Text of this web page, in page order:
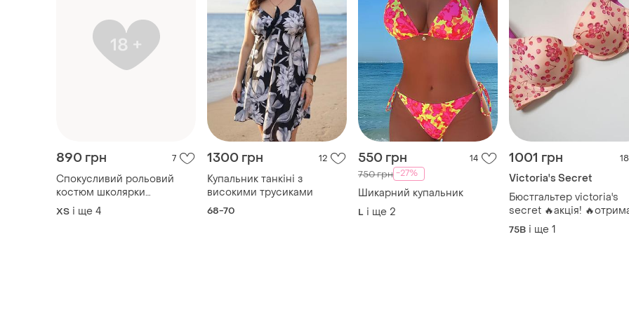
890 грн
Спокусливий рольовий
1300 грн 12
Купальник танкіні з
високими трусиками
68-70
550 грн 14
750 грн -27%
Шикарний купальник
L і ще 2
1001 грн 18
Victoria's Secret
Бюстгальтер victoria's
secret 🔥акція!
знижку 13%
75B і ще